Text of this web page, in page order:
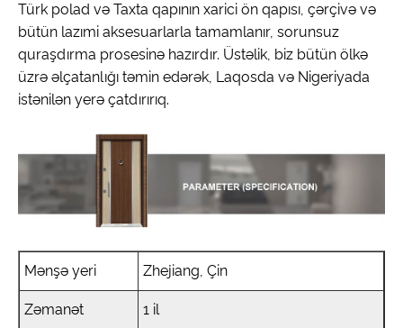
Türk polad və Taxta qapının xarici ön qapısı, çərçivə və
bütün lazımi aksesuarlarla tamamlanır, sorunsuz
quraşdırma prosesinə hazırdır. Üstəlik, biz bütün ölkə
üzrə əlçatanlığı təmin edərək, Laqosda və Nigeriyada
istənilən yerə çatdırırıq.
Mənşə yeri Zhejiang, Çin
Zəmanət 1 il